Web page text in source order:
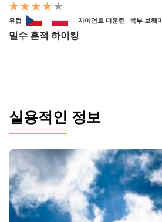
유럽 자이언트 마운틴 북부 보헤
밀수 흔적 하이킹
실용적인 정보